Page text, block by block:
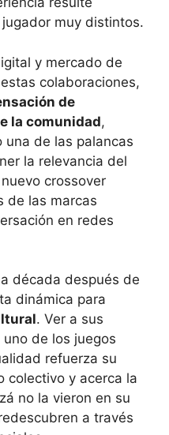
muy distintos.
y mercado de
colaboraciones,
de
la comunidad,
una de las palancas
la relevancia del
crossover
de las marcas
en redes
década después de
dinámica para
. Ver a sus
de los juegos
refuerza su
colectivo y acerca la
no la vieron en su
a través